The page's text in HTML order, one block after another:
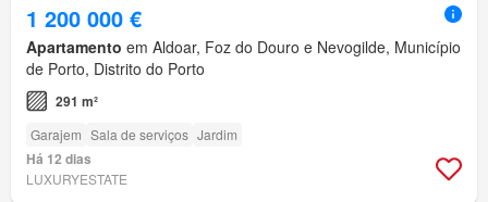
1 200 000 €
Apartamento em Aldoar, Foz do Douro e Nevogilde, Município
de Porto, Distrito do Porto
291 m²
Garajem Sala de serviços Jardim
Há 12 dias
LUXURYESTATE